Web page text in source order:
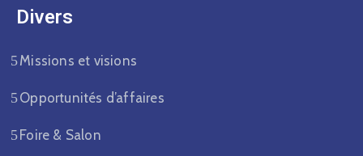
Divers​
Missions et visions
Opportunités d’affaires
Foire & Salon